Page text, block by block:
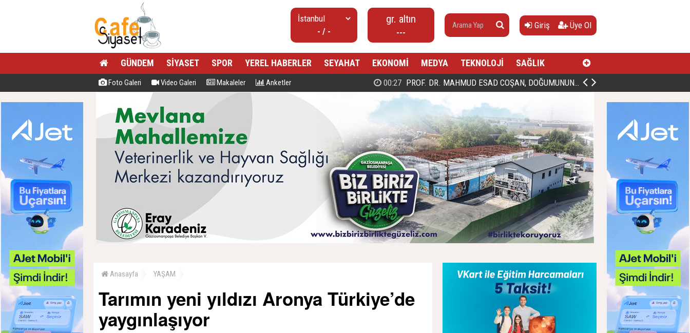
- / -
gr. altın
---
Giriş Üye Ol
GÜNDEM SİYASET SPOR YEREL HABERLER SEYAHAT EKONOMİ MEDYA TEKNOLOJİ SAĞLIK
Foto Galeri Video Galeri Makaleler Anketler 00:27 PROF. DR. MAHMUD ESAD COŞAN, DOĞUMUNUN HİCRÎ 91. YILINDA ELAZIĞ'DA YÂD EDİLECEK
Anasayfa YAŞAM
Tarımın yeni yıldızı Aronya Türkiye’de
yaygınlaşıyor